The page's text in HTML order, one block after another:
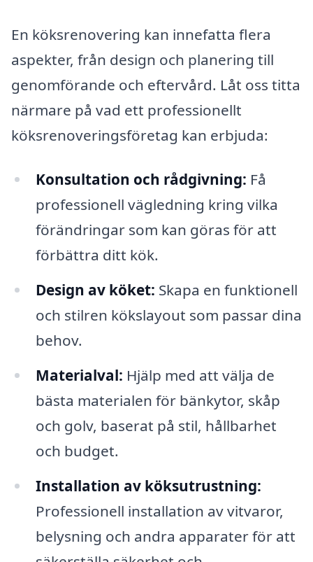
En köksrenovering kan innefatta flera
aspekter, från design och planering till
genomförande och eftervård. Låt oss titta
närmare på vad ett professionellt
köksrenoveringsföretag kan erbjuda:
Konsultation och rådgivning: Få
professionell vägledning kring vilka
förändringar som kan göras för att
förbättra ditt kök.
Design av köket: Skapa en funktionell
och stilren kökslayout som passar dina
behov.
Materialval: Hjälp med att välja de
bästa materialen för bänkytor, skåp
och golv, baserat på stil, hållbarhet
och budget.
Installation av köksutrustning:
Professionell installation av vitvaror,
belysning och andra apparater för att